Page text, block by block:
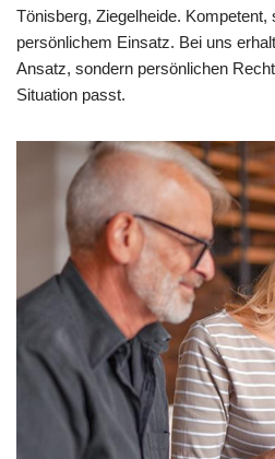
Tönisberg, Ziegelheide. Kompetent,
persönlichem Einsatz. Bei uns
Ansatz, sondern persönlichen
Situation passt.